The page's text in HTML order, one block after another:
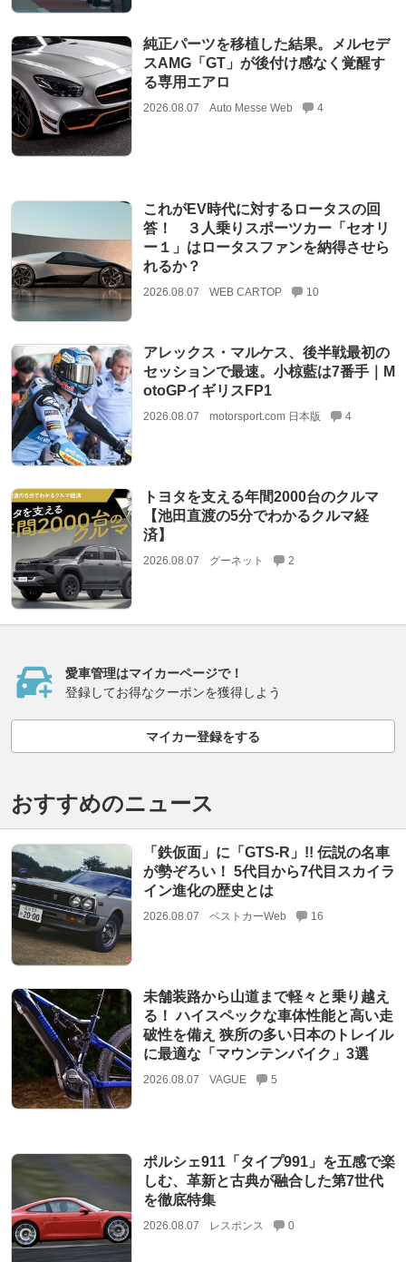
純正パーツを移植した結果。メルセデ
スAMG「GT」が後付け感なく覚醒す
る専用エアロ
2026.08.07 Auto Messe Web 4
これがEV時代に対するロータスの回
答！ ３人乗りスポーツカー「セオリ
ー１」はロータスファンを納得させら
れるか？
2026.08.07 WEB CARTOP 10
アレックス・マルケス、後半戦最初の
セッションで最速。小椋藍は7番手｜M
otoGPイギリスFP1
2026.08.07 motorsport.com 日本版 4
トヨタを支える年間2000台のクルマ
【池田直渡の5分でわかるクルマ経
済】
2026.08.07 グーネット 2
愛車管理はマイカーページで！
登録してお得なクーポンを獲得しよう
マイカー登録をする
おすすめのニュース
「鉄仮面」に「GTS-R」!! 伝説の名車
が勢ぞろい！ 5代目から7代目スカイラ
イン進化の歴史とは
2026.08.07 ベストカーWeb 16
未舗装路から山道まで軽々と乗り越え
る！ ハイスペックな車体性能と高い走
破性を備え 狭所の多い日本のトレイル
に最適な「マウンテンバイク」3選
2026.08.07 VAGUE 5
ポルシェ911「タイプ991」を五感で楽
しむ、革新と古典が融合した第7世代
を徹底特集
2026.08.07 レスポンス 0